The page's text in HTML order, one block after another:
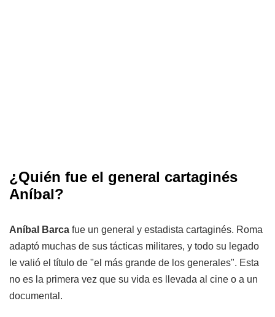
¿Quién fue el general cartaginés
Aníbal?
Aníbal Barca fue un general y estadista cartaginés. Roma
adaptó muchas de sus tácticas militares, y todo su legado
le valió el título de "el más grande de los generales". Esta
no es la primera vez que su vida es llevada al cine o a un
documental.